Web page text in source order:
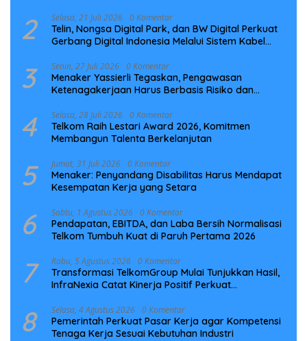
2 Selasa, 21 Juli 2026 0 Komentar
Telin, Nongsa Digital Park, dan BW Digital Perkuat
Gerbang Digital Indonesia Melalui Sistem Kabel
3 Senin, 27 Juli 2026 0 Komentar
Menaker Yassierli Tegaskan, Pengawasan
Ketenagakerjaan Harus Berbasis Risiko dan
4 Selasa, 28 Juli 2026 0 Komentar
Telkom Raih Lestari Award 2026, Komitmen
Membangun Talenta Berkelanjutan
5 Jumat, 31 Juli 2026 0 Komentar
Menaker: Penyandang Disabilitas Harus Mendapat
Kesempatan Kerja yang Setara
6 Sabtu, 1 Agustus 2026 0 Komentar
Pendapatan, EBITDA, dan Laba Bersih Normalisasi
Telkom Tumbuh Kuat di Paruh Pertama 2026
7 Rabu, 5 Agustus 2026 0 Komentar
Transformasi TelkomGroup Mulai Tunjukkan Hasil,
InfraNexia Catat Kinerja Positif Perkuat
8 Selasa, 4 Agustus 2026 0 Komentar
Pemerintah Perkuat Pasar Kerja agar Kompetensi
Tenaga Kerja Sesuai Kebutuhan Industri